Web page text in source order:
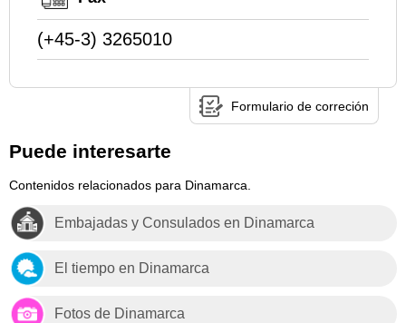
(+45-3) 3265010
Formulario de correción
Puede interesarte
Contenidos relacionados para Dinamarca.
Embajadas y Consulados en Dinamarca
El tiempo en Dinamarca
Fotos de Dinamarca